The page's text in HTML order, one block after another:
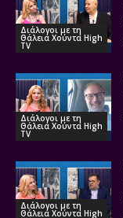
Διάλογοι με τη
Θάλεια Χούντα High
TV
Διάλογοι με τη
Θάλεια Χούντα High
TV
Διάλογοι με τη
Θάλεια Χούντα High